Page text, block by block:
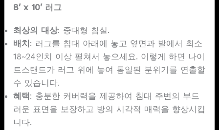
8′ x 10′ 러그
최상의 대상: 중대형 침실.
배치: 러그를 침대 아래에 놓고 옆면과 발에서 최소
18~24인치 이상 펼쳐서 놓으세요. 이렇게 하면 나이
트스탠드가 러그 위에 놓여 통일된 분위기를 연출할
수 있습니다.
혜택: 충분한 커버력을 제공하여 침대 주변의 부드
러운 표면을 보장하고 방의 시각적 매력을 향상시킵
니다.